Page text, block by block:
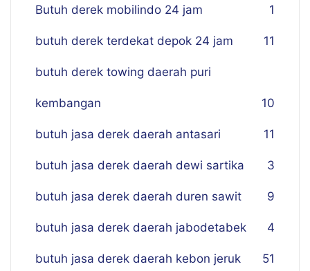
Butuh derek mobilindo 24 jam 1
butuh derek terdekat depok 24 jam 11
butuh derek towing daerah puri
kembangan 10
butuh jasa derek daerah antasari 11
butuh jasa derek daerah dewi sartika 3
butuh jasa derek daerah duren sawit 9
butuh jasa derek daerah jabodetabek 4
butuh jasa derek daerah kebon jeruk 51